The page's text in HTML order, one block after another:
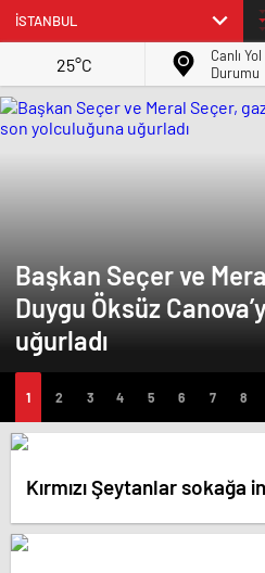
25°C
Canlı Yol
Durumu
Başkan Seçer ve
Duygu Öksüz
uğurladı
Kırmızı Şeytanlar sokağa